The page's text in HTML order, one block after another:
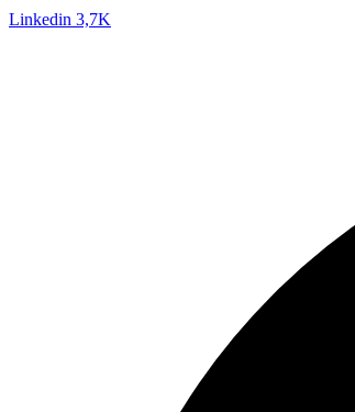
Linkedin 3,7K